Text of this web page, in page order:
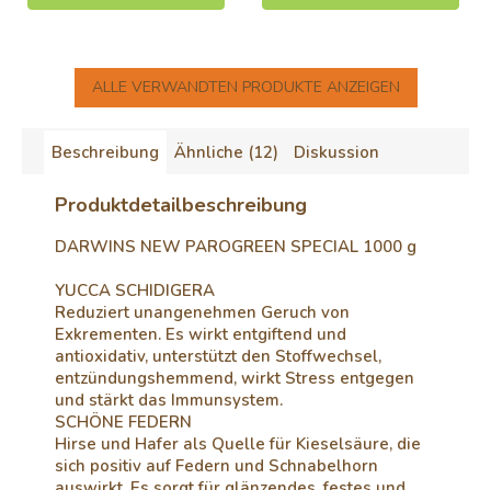
ALLE VERWANDTEN PRODUKTE ANZEIGEN
Beschreibung Ähnliche (12) Diskussion
Produktdetailbeschreibung
DARWINS NEW PAROGREEN SPECIAL 1000 g
YUCCA SCHIDIGERA
Reduziert unangenehmen Geruch von
Exkrementen. Es wirkt entgiftend und
antioxidativ, unterstützt den Stoffwechsel,
entzündungshemmend, wirkt Stress entgegen
und stärkt das Immunsystem.
SCHÖNE FEDERN
Hirse und Hafer als Quelle für Kieselsäure, die
sich positiv auf Federn und Schnabelhorn